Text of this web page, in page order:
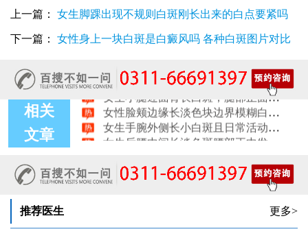
上一篇： 女生脚踝出现不规则白斑刚长出来的白点要紧吗
下一篇： 女性身上一块白斑是白癜风吗 各种白斑图片对比
相关
文章
女生腰窝长白斑凹陷脱色 警惕白癜风迹象
眼角细小白点、眼周浅色斑块，严重吗
女性肩膀后侧长白块后背肩颈连接处发白怎么回事
女性膝盖后方腿窝淡白斑是怎么回事 隐蔽处白斑咨询
女生小腿迎面骨长白斑，腿部正面发白解答
女性脸颊边缘长淡色块边界模糊白斑是怎么回事
女生手腕外侧长小白斑且日常活动发白，警惕白癜风信号
女生后腰中间长淡色斑腰部正中发白要紧吗
女性前臂浅色斑块日晒后白斑会更明显吗
推荐医生 更多>